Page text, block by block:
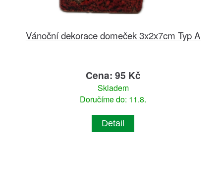
Vánoční dekorace domeček 3x2x7cm Typ A
Cena: 95 Kč
Skladem
Doručíme do: 11.8.
Detail